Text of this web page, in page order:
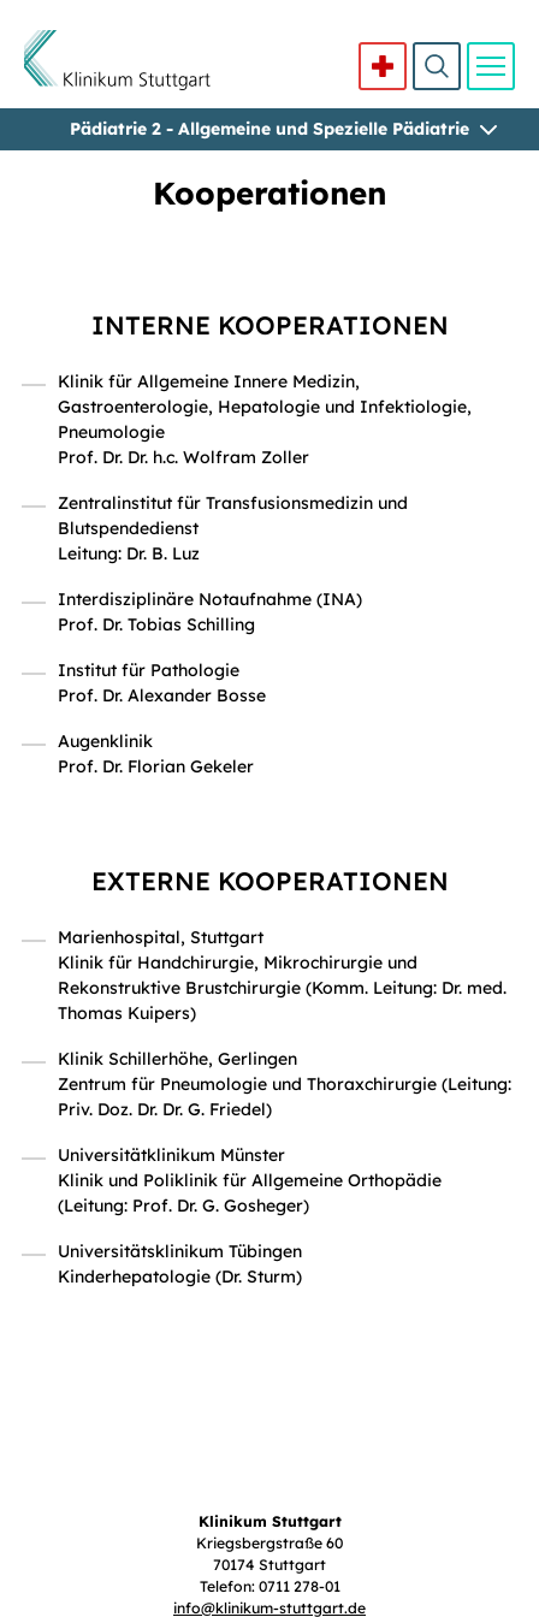
Direkt zum InhaltPädiatrie 2 - Allgemeine und Spezielle Pädiatrie
Kooperationen
INTERNE KOOPERATIONEN
Klinik für Allgemeine Innere Medizin,
Gastroenterologie, Hepatologie und Infektiologie,
Pneumologie
Prof. Dr. Dr. h.c. Wolfram Zoller
Zentralinstitut für Transfusionsmedizin und
Blutspendedienst
Leitung: Dr. B. Luz
Interdisziplinäre Notaufnahme (INA)
Prof. Dr. Tobias Schilling
Institut für Pathologie
Prof. Dr. Alexander Bosse
Augenklinik
Prof. Dr. Florian Gekeler
EXTERNE KOOPERATIONEN
Marienhospital, Stuttgart
Klinik für Handchirurgie, Mikrochirurgie und
Rekonstruktive Brustchirurgie (Komm. Leitung: Dr. med.
Thomas Kuipers)
Klinik Schillerhöhe, Gerlingen
Zentrum für Pneumologie und Thoraxchirurgie (Leitung:
Priv. Doz. Dr. Dr. G. Friedel)
Universitätklinikum Münster
Klinik und Poliklinik für Allgemeine Orthopädie
(Leitung: Prof. Dr. G. Gosheger)
Universitätsklinikum Tübingen
Kinderhepatologie (Dr. Sturm)
Klinikum Stuttgart
Kriegsbergstraße 60
70174 Stuttgart
Telefon: 0711 278-01
info@klinikum-stuttgart.de